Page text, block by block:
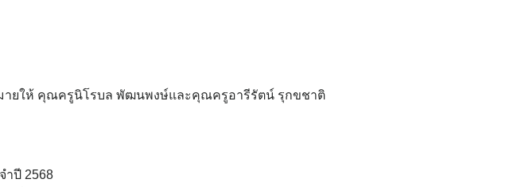
ายให้ คุณครูนิโรบล พัฒนพงษ์และคุณครูอารีรัตน์ รุกขชาติ
ำปี 2568